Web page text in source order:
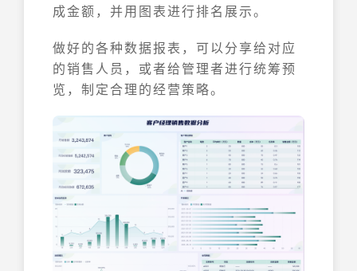
成金额，并用图表进行排名展示。
做好的各种数据报表，可以分享给对应
的销售人员，或者给管理者进行统筹预
览，制定合理的经营策略。